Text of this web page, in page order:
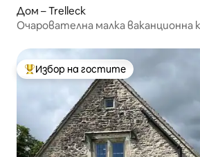
Дом – Trelleck
Очарователна малка ваканционна
Най-популярен избор на гостите
Избор на гостите